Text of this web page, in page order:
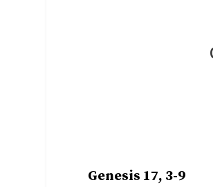
Genesis 17, 3-9